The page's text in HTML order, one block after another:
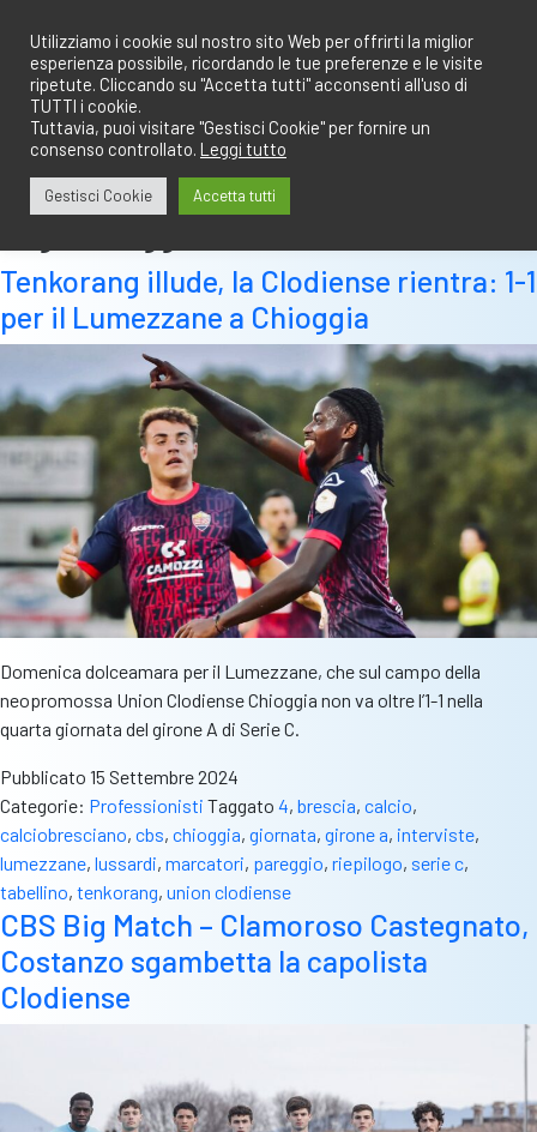
contenuto
Tenkorang illude, la Clodiense rientra: 1-1
per il Lumezzane a Chioggia
Domenica dolceamara per il Lumezzane, che sul campo della
neopromossa Union Clodiense Chioggia non va oltre l’1-1 nella
quarta giornata del girone A di Serie C.
Pubblicato 15 Settembre 2024
Categorie: Professionisti Taggato 4, brescia, calcio,
calciobresciano, cbs, chioggia, giornata, girone a, interviste,
lumezzane, lussardi, marcatori, pareggio, riepilogo, serie c,
tabellino, tenkorang, union clodiense
CBS Big Match – Clamoroso Castegnato,
Costanzo sgambetta la capolista
Clodiense
Utilizziamo i cookie sul nostro sito Web per offrirti la miglior
esperienza possibile, ricordando le tue preferenze e le visite
ripetute. Cliccando su "Accetta tutti" acconsenti all'uso di
TUTTI i cookie.
Tuttavia, puoi visitare "Gestisci Cookie" per fornire un
consenso controllato. Leggi tutto
Gestisci Cookie Accetta tutti